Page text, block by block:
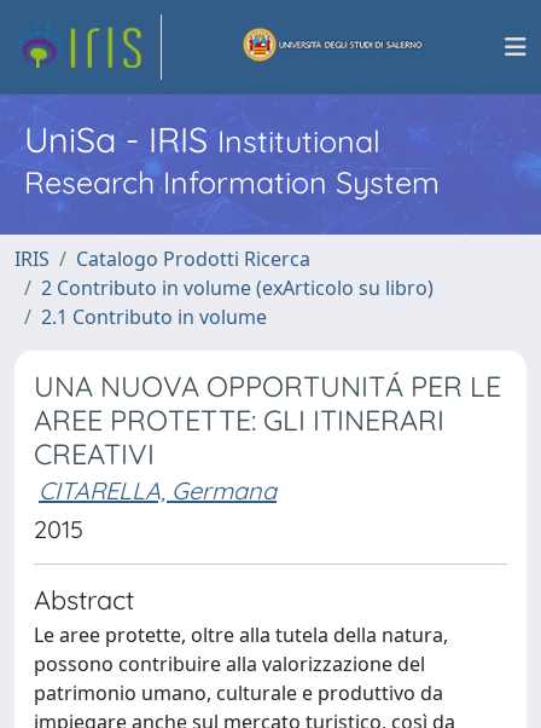
UniSa - IRISInstitutional
Research Information System
IRIS
Catalogo Prodotti Ricerca
2 Contributo in volume (exArticolo su libro)
2.1 Contributo in volume
UNA NUOVA OPPORTUNITÁ PER LE
AREE PROTETTE: GLI ITINERARI
CREATIVI
CITARELLA, Germana
2015
Abstract
Le aree protette, oltre alla tutela della natura,
possono contribuire alla valorizzazione del
patrimonio umano, culturale e produttivo da
impiegare anche sul mercato turistico, così da